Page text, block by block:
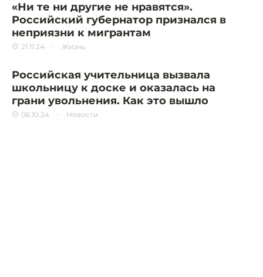
«Ни те ни другие не нравятся».
Российский губернатор признался в
неприязни к мигрантам
21.11.24 Жизнь
Российская учительница вызвала
школьницу к доске и оказалась на
грани увольнения. Как это вышло
06.10.24 Новости